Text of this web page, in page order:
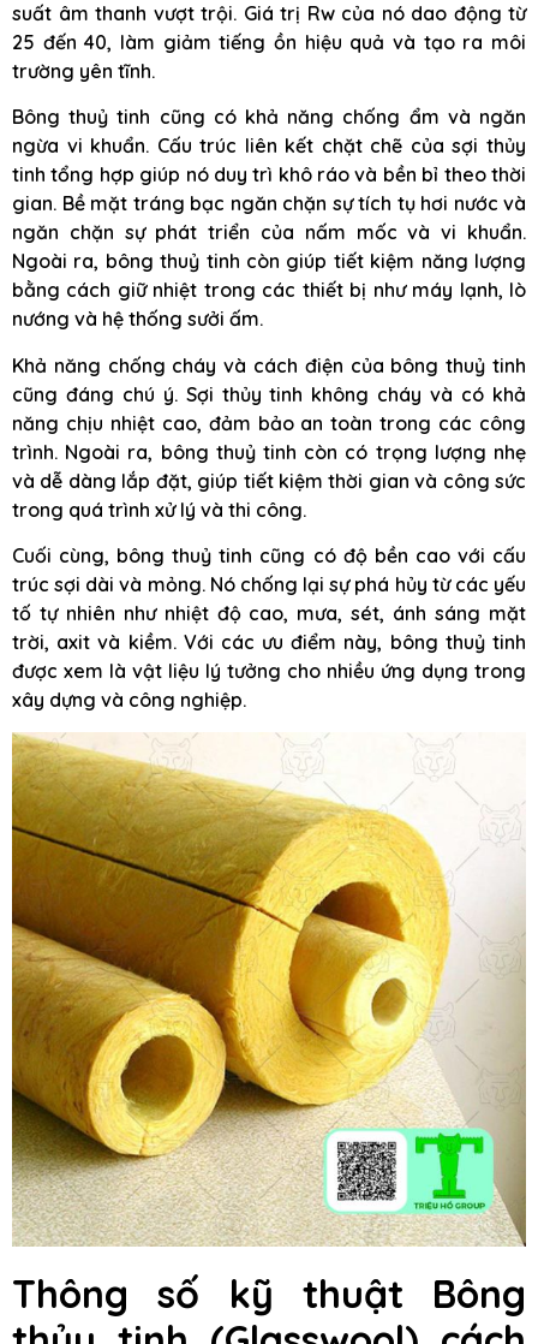
suất âm thanh vượt trội. Giá trị Rw của nó dao động từ
25 đến 40, làm giảm tiếng ồn hiệu quả và tạo ra môi
trường yên tĩnh.
Bông thuỷ tinh cũng có khả năng chống ẩm và ngăn
ngừa vi khuẩn. Cấu trúc liên kết chặt chẽ của sợi thủy
tinh tổng hợp giúp nó duy trì khô ráo và bền bỉ theo thời
gian. Bề mặt tráng bạc ngăn chặn sự tích tụ hơi nước và
ngăn chặn sự phát triển của nấm mốc và vi khuẩn.
Ngoài ra, bông thuỷ tinh còn giúp tiết kiệm năng lượng
bằng cách giữ nhiệt trong các thiết bị như máy lạnh, lò
nướng và hệ thống sưởi ấm.
Khả năng chống cháy và cách điện của bông thuỷ tinh
cũng đáng chú ý. Sợi thủy tinh không cháy và có khả
năng chịu nhiệt cao, đảm bảo an toàn trong các công
trình. Ngoài ra, bông thuỷ tinh còn có trọng lượng nhẹ
và dễ dàng lắp đặt, giúp tiết kiệm thời gian và công sức
trong quá trình xử lý và thi công.
Cuối cùng, bông thuỷ tinh cũng có độ bền cao với cấu
trúc sợi dài và mỏng. Nó chống lại sự phá hủy từ các yếu
tố tự nhiên như nhiệt độ cao, mưa, sét, ánh sáng mặt
trời, axit và kiềm. Với các ưu điểm này, bông thuỷ tinh
được xem là vật liệu lý tưởng cho nhiều ứng dụng trong
xây dựng và công nghiệp.
Thông số kỹ thuật Bông